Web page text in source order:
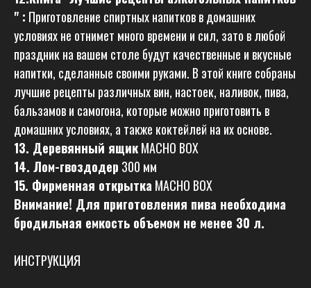
" : Приготовление спиртных напитков в домашних
условиях не отнимет много времени и сил, зато в любой
праздник на вашем столе будут качественные и вкусные
напитки, сделанные своими руками. В этой книге собраны
лучшие рецепты различных вин, настоек, наливок, пива,
бальзамов и самогона, которые можно приготовить в
домашних условиях, а также коктейлей на их основе.
13. Деревянный ящикMACHO BOX
14. Лом-гвоздодер 300 мм
15. Фирменная открытка MACHO BOX
Внимание! Для приготовления пива необходима
бродильная емкость объемом не менее 30 л.
ИНСТРУКЦИЯ